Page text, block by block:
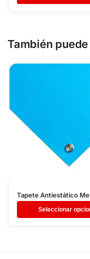
También
Tapete Antiestático
Seleccionar